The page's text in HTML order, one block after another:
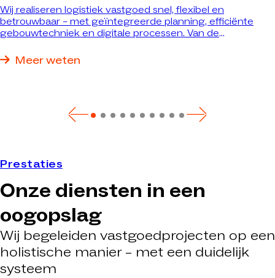
Wij realiseren logistiek vastgoed snel, flexibel en
betrouwbaar – met geïntegreerde planning, efficiënte
gebouwtechniek en digitale processen. Van de
nieuwbouw: wij realiseren precies het pand dat optimaal
aan uw eisen voldoet.
Meer weten
Prestaties
Onze diensten in een
oogopslag
Wij begeleiden vastgoedprojecten op een
holistische manier – met een duidelijk
systeem